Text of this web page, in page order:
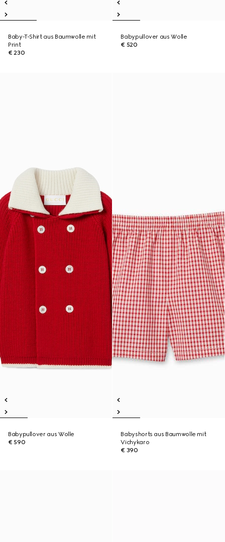
Baby-T-Shirt aus Baumwolle mit
Print
€ 230
Babypullover aus Wolle
€ 520
Babypullover aus Wolle
€ 590
Babyshorts aus Baumwolle mit
Vichykaro
€ 390